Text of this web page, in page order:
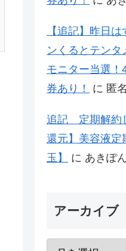
【追記】昨日
ンくるとテン
モニター当選！
券あり！
に 匿名
追記 定期解約
還元】美容液定
玉】
に あきぽ
アーカイブ